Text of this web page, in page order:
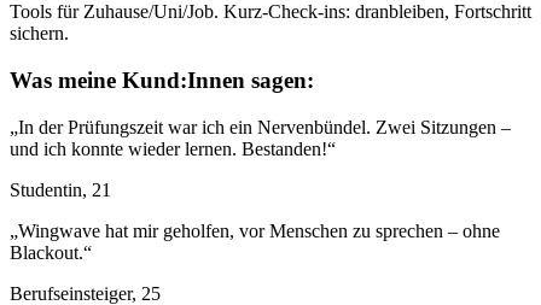
Tools für Zuhause/Uni/Job. Kurz-Check-ins: dranbleiben, Fortschritt
sichern.
Was meine Kund:Innen sagen:
„In der Prüfungszeit war ich ein Nervenbündel. Zwei Sitzungen –
und ich konnte wieder lernen. Bestanden!“
Studentin, 21
„Wingwave hat mir geholfen, vor Menschen zu sprechen – ohne
Blackout.“
Berufseinsteiger, 25